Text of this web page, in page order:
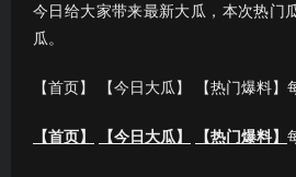
今日给大家带来最新大瓜，本次热门
瓜。
【首页】 【今日大瓜】 【热门爆料】
【首页】 【今日大瓜】 【热门爆料】